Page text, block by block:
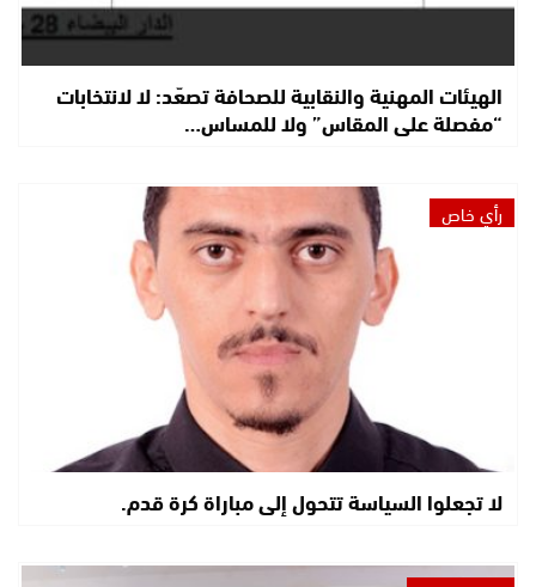
الهيئات المهنية والنقابية للصحافة تصعّد: لا لانتخابات
“مفصلة على المقاس” ولا للمساس…
رأي خاص
لا تجعلوا السياسة تتحول إلى مباراة كرة قدم.